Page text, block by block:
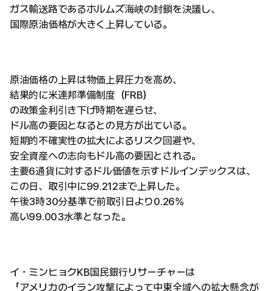
ガス輸送路であるホルムズ海峡の封鎖を決議し、
国際原油価格が大きく上昇している。
原油価格の上昇は物価上昇圧力を高め、
結果的に米連邦準備制度（FRB）
の政策金利引き下げ時期を遅らせ、
ドル高の要因となるとの見方が出ている。
短期的不確実性の拡大によるリスク回避や、
安全資産への志向もドル高の要因とされる。
主要6通貨に対するドル価値を示すドルインデックスは、
この日、取引中に99.212まで上昇した。
午後3時30分基準で前取引日より0.26%
高い99.003水準となった。
イ・ミンヒョクKB国民銀行リサーチャーは
「アメリカのイラン攻撃によって中東全域への拡大懸念が